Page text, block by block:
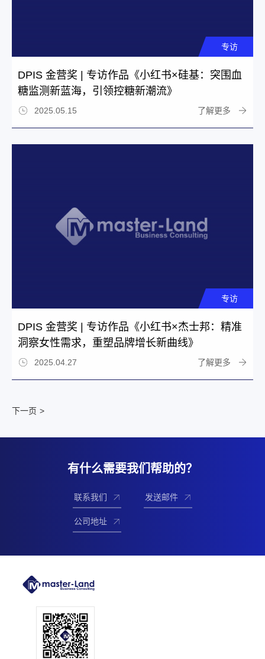
专访
DPIS 金营奖 | 专访作品《小红书×硅基：突围血
糖监测新蓝海，引领控糖新潮流》
2025.05.15 了解更多
专访
DPIS 金营奖 | 专访作品《小红书×杰士邦：精准
洞察女性需求，重塑品牌增长新曲线》
2025.04.27 了解更多
>
有什么需要我们帮助的？
联系我们 发送邮件
公司地址